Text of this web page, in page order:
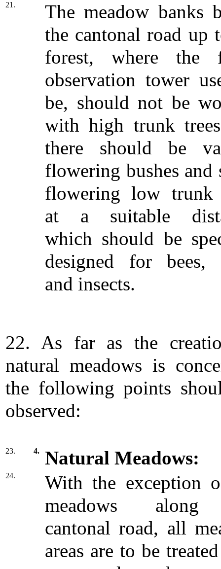
21.
The meadow banks
the cantonal road up
forest, where the
observation tower
be, should not be
with high trunk
there should be
flowering bushes and
flowering low trunk
at a suitable
which should be
designed for bees,
and insects.
22. As far as the
natural meadows is
the following points
observed:
23. 4. Natural Meadows:
24.
With the exception
meadows
cantonal road, all
areas are to be